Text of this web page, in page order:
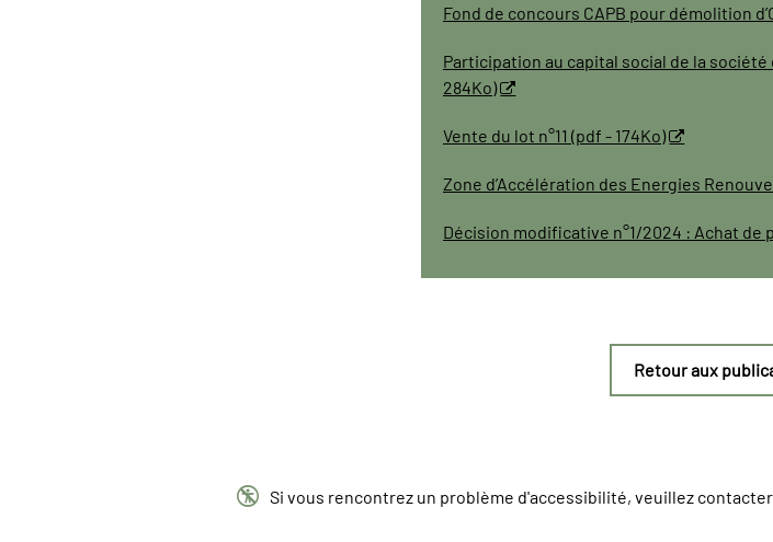
Fond de concours CAPB pour démolition
Participation au capital social de la
284Ko)
Vente du lot n°11 (pdf - 174Ko)
Zone d’Accélération des Energies
Décision modificative n°1/2024 : Achat de
Retour aux
 Si vous rencontrez un problème d'accessibilité, veuillez contacter